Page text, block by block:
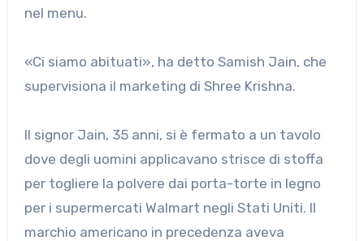
nel menu.
«Ci siamo abituati», ha detto Samish Jain, che
supervisiona il marketing di Shree Krishna.
Il signor Jain, 35 anni, si è fermato a un tavolo
dove degli uomini applicavano strisce di stoffa
per togliere la polvere dai porta-torte in legno
per i supermercati Walmart negli Stati Uniti. Il
marchio americano in precedenza aveva